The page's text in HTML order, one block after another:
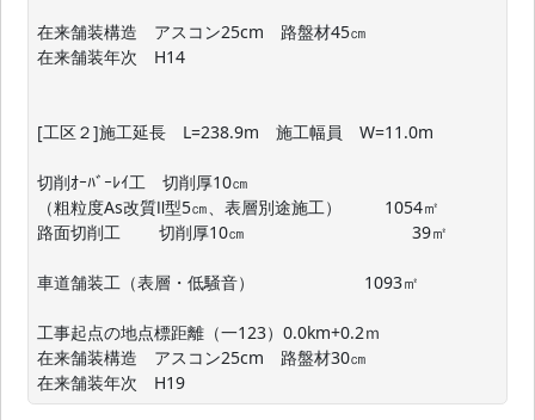
在来舗装構造　アスコン25cm　路盤材45㎝
在来舗装年次　H14
[工区２]施工延長　L=238.9m　施工幅員　W=11.0m
切削ｵｰﾊﾞｰﾚｲ工　切削厚10㎝
（粗粒度As改質Ⅱ型5㎝、表層別途施工）　 　 1054㎡
路面切削工　 　切削厚10㎝　　　　　　　　　　39㎡
車道舗装工（表層・低騒音）        　　　　 1093㎡
工事起点の地点標距離（一123）0.0km+0.2ｍ
在来舗装構造　アスコン25cm　路盤材30㎝
在来舗装年次　H19